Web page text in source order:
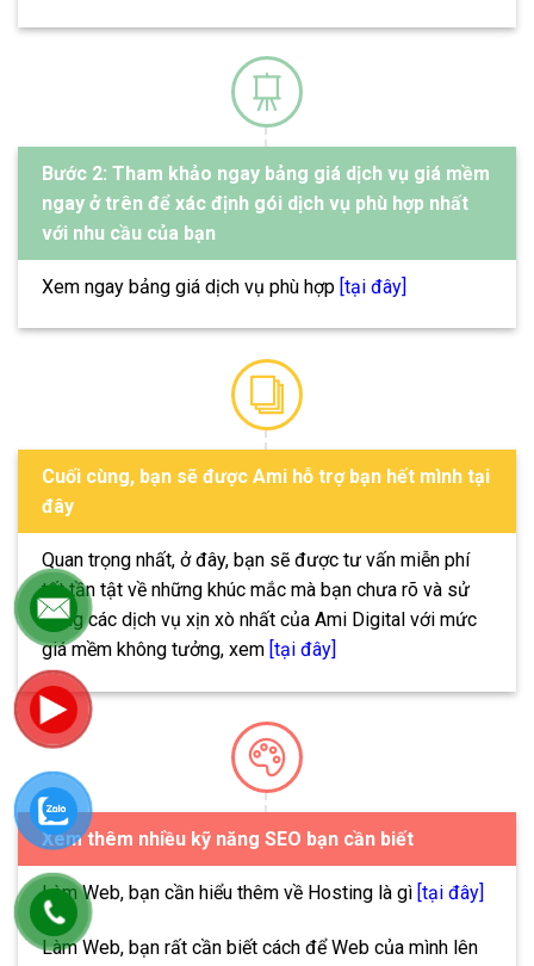
Bước 2: Tham khảo ngay bảng giá dịch vụ giá mềm
ngay ở trên để xác định gói dịch vụ phù hợp nhất
với nhu cầu của bạn
Xem ngay bảng giá dịch vụ phù hợp [tại đây]
Cuối cùng, bạn sẽ được Ami hỗ trợ bạn hết mình tại
đây
Quan trọng nhất, ở đây, bạn sẽ được tư vấn miễn phí
tất tần tật về những khúc mắc mà bạn chưa rõ và sử
dụng các dịch vụ xịn xò nhất của Ami Digital với mức
giá mềm không tưởng, xem [tại đây]
Xem thêm nhiều kỹ năng SEO bạn cần biết
Làm Web, bạn cần hiểu thêm về Hosting là gì [tại đây]
Làm Web, bạn rất cần biết cách để Web của mình lên